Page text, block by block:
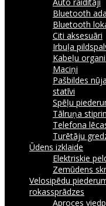
Bluetooth
Bluetooth
Citi aksesuāri
Irbuļa
Kabeļu
Maciņi
Pašbildes
statīvi
Spēļu
Tālruņa
Telefona
Turētāju
Ūdens izklaide
Elektriskie
Zemūdens
Velosipēdu
rokassprādzes
Aproces